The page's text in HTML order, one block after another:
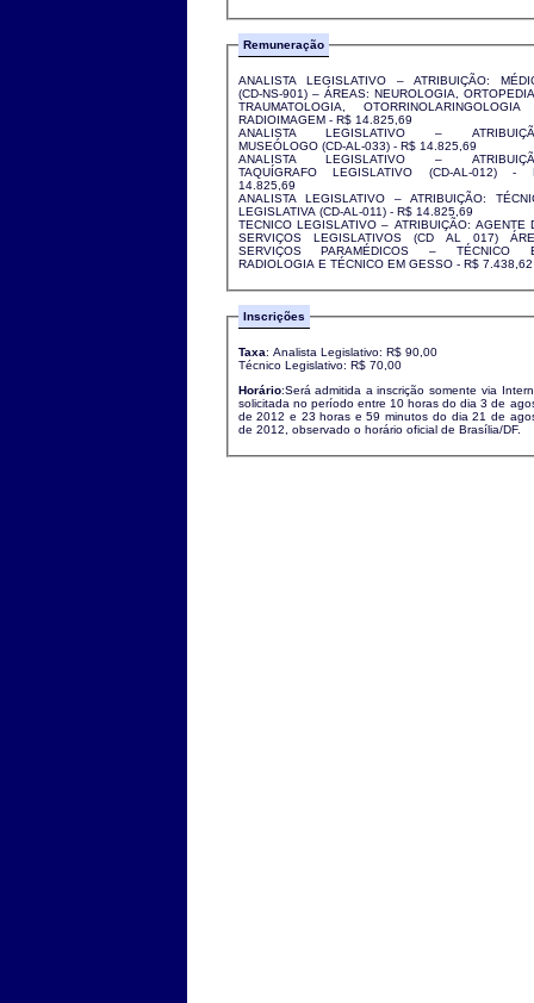
Remuneração
ANALISTA LEGISLATIVO – ATRIBUIÇÃO:
(CD-NS-901) – ÁREAS: NEUROLOGIA,
TRAUMATOLOGIA,
RADIOIMAGEM - R$ 14.825,69
ANALISTA LEGISLATIVO –
MUSEÓLOGO (CD-AL-033) - R$ 14.825,69
ANALISTA LEGISLATIVO –
TAQUÍGRAFO LEGISLATIVO (CD-AL-012) -
14.825,69
ANALISTA LEGISLATIVO – ATRIBUIÇÃO:
LEGISLATIVA (CD-AL-011) - R$ 14.825,69
TECNICO LEGISLATIVO – ATRIBUIÇÃO: AGENTE
SERVIÇOS LEGISLATIVOS (CD AL 017)
SERVIÇOS PARAMÉDICOS – TÉCNICO
RADIOLOGIA E TÉCNICO EM GESSO - R$
Inscrições
Taxa: Analista Legislativo: R$ 90,00
Técnico Legislativo: R$ 70,00
Horário:Será admitida a inscrição somente via
solicitada no período entre 10 horas do dia 3 de
de 2012 e 23 horas e 59 minutos do dia 21 de
de 2012, observado o horário oficial de Brasília/DF.